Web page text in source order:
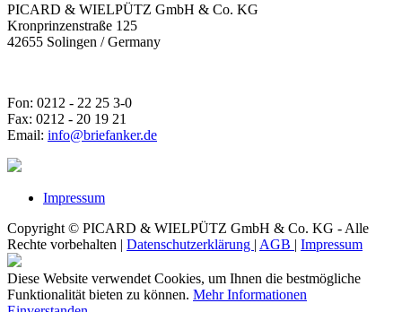
PICARD & WIELPÜTZ GmbH & Co. KG
Kronprinzenstraße 125
42655 Solingen / Germany
Fon: 0212 - 22 25 3-0
Fax: 0212 - 20 19 21
Email: info@briefanker.de
Impressum
Copyright © PICARD & WIELPÜTZ GmbH & Co. KG - Alle
Rechte vorbehalten | Datenschutzerklärung | AGB | Impressum
Diese Website verwendet Cookies, um Ihnen die bestmögliche
Funktionalität bieten zu können. Mehr Informationen